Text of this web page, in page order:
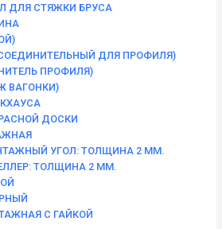
ДЛЯ СТЯЖКИ БРУСА
ДЛЯ ПРОФИЛЯ)
ПРОФИЛЯ)
ВАГОНКИ)
ДОСКИ
УГОЛ: ТОЛЩИНА 2 ММ.
ТОЛЩИНА 2 ММ.
С ГАЙКОЙ